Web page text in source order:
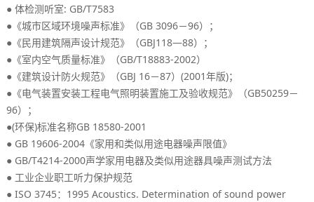
●体检测听室: GB/T7583
●《城市区域环境噪声标准》（GB 3096－96）；
●《民用建筑隔声设计规范》（GBJ118—88）；
●《室内空气质量标准》（GB/T18883-2002）
●《建筑设计防火规范》（GBJ 16－87）(2001年版)；
●《电气装置安装工程电气照明装置施工及验收规范》（GB50259－
96）；
●(环保)标准名称GB 18580-2001
● GB 19606-2004《家用和类似用途电器噪声限值》
● GB/T4214-2000声学家用电器及类似用途器具噪声测试方法
● 工业企业职工听力保护规范
● ISO 3745：1995 Acoustics. Determination of sound power